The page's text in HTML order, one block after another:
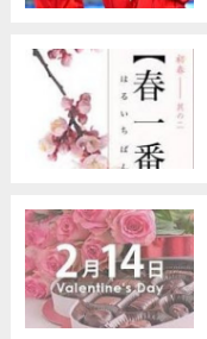
READ MORE
READ MORE